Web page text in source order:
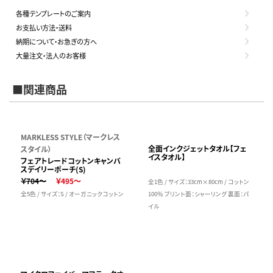
各種テンプレートのご案内
お支払い方法・送料
納期について・お急ぎの方へ
大量注文・法人のお客様
■関連商品
MARKLESS STYLE（マークレス
スタイル）
フェアトレードコットンキャンバ
スデイリーポーチ(S)
￥704～
￥495～
全5色 / サイズ：S / オーガニックコットン
全面インクジェットタオル【フェ
イスタオル】
全1色 / サイズ：33cm×80cm / コットン
100％ プリント面：シャーリング 裏面：パ
イル